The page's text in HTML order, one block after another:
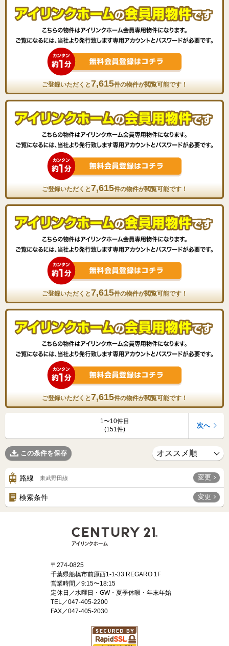
ご登録いただくと7,615件の物件が閲覧可能です！
ご登録いただくと7,615件の物件が閲覧可能です！
ご登録いただくと7,615件の物件が閲覧可能です！
ご登録いただくと7,615件の物件が閲覧可能です！
1〜10件目
(151件)
次へ
この条件を保存
路線 東武野田線 変更
検索条件 変更
〒274-0825
千葉県船橋市前原西1-1-33 REGARO 1F
営業時間／9:15〜18:15
定休日／水曜日・GW・夏季休暇・年末年始
TEL／047-405-2200
FAX／047-405-2030